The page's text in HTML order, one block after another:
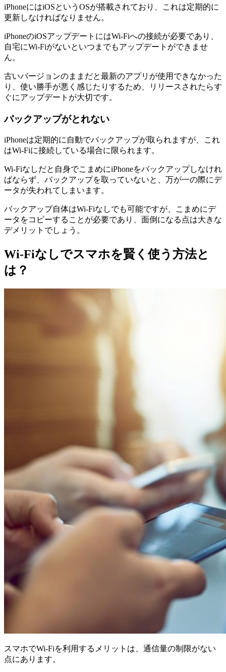
iPhoneにはiOSというOSが搭載されており、これは定期的に
更新しなければなりません。
iPhoneのiOSアップデートにはWi-Fiへの接続が必要であり、
自宅にWi-Fiがないといつまでもアップデートができませ
ん。
古いバージョンのままだと最新のアプリが使用できなかった
り、使い勝手が悪く感じたりするため、リリースされたらす
ぐにアップデートが大切です。
バックアップがとれない
iPhoneは定期的に自動でバックアップが取られますが、これ
はWi-Fiに接続している場合に限られます。
Wi-Fiなしだと自身でこまめにiPhoneをバックアップしなけれ
ばならず、バックアップを取っていないと、万が一の際にデ
ータが失われてしまいます。
バックアップ自体はWi-Fiなしでも可能ですが、こまめにデ
ータをコピーすることが必要であり、面倒になる点は大きな
デメリットでしょう。
Wi-Fiなしでスマホを賢く使う方法と
は？
スマホでWi-Fiを利用するメリットは、通信量の制限がない
点にあります。